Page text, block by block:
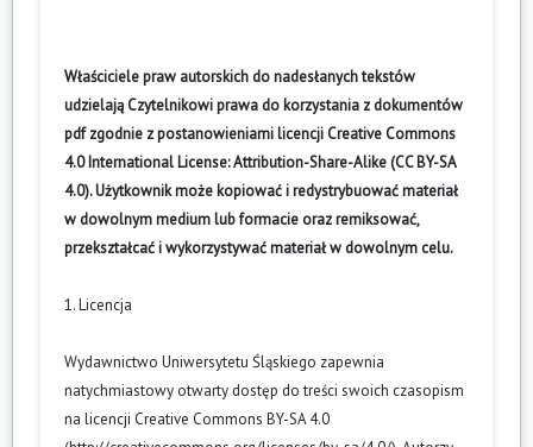
Właściciele praw autorskich do nadesłanych tekstów
udzielają Czytelnikowi prawa do korzystania z dokumentów
pdf zgodnie z postanowieniami licencji Creative Commons
4.0 International License: Attribution-Share-Alike (CC BY-SA
4.0). Użytkownik może kopiować i redystrybuować materiał
w dowolnym medium lub formacie oraz remiksować,
przekształcać i wykorzystywać materiał w dowolnym celu.
1. Licencja
Wydawnictwo Uniwersytetu Śląskiego zapewnia
natychmiastowy otwarty dostęp do treści swoich czasopism
na licencji Creative Commons BY-SA 4.0